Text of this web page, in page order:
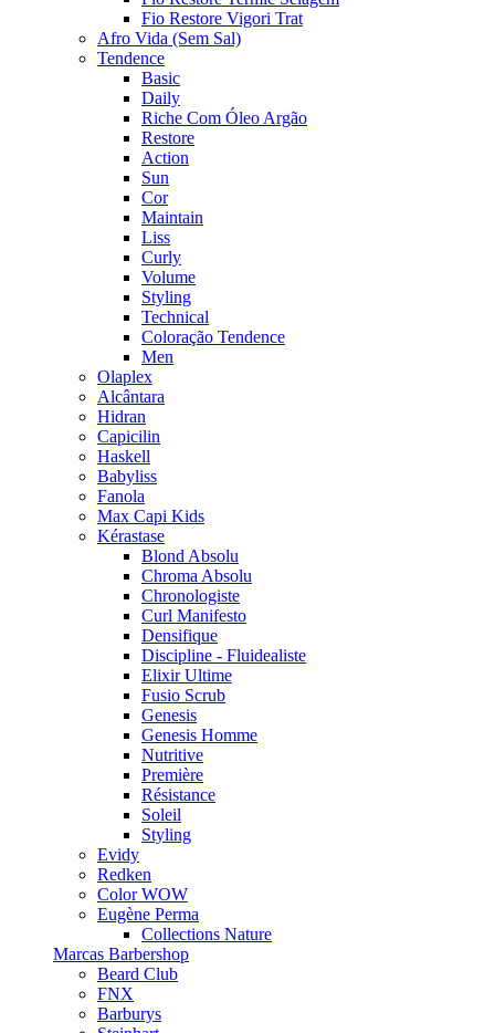
Fio Restore Vigori Trat
Afro Vida (Sem Sal)
Tendence
Basic
Daily
Riche Com Óleo Argão
Restore
Action
Sun
Cor
Maintain
Liss
Curly
Volume
Styling
Technical
Coloração Tendence
Men
Olaplex
Alcântara
Hidran
Capicilin
Haskell
Babyliss
Fanola
Max Capi Kids
Kérastase
Blond Absolu
Chroma Absolu
Chronologiste
Curl Manifesto
Densifique
Discipline - Fluidealiste
Elixir Ultime
Fusio Scrub
Genesis
Genesis Homme
Nutritive
Première
Résistance
Soleil
Styling
Evidy
Redken
Color WOW
Eugène Perma
Collections Nature
Marcas Barbershop
Beard Club
FNX
Barburys